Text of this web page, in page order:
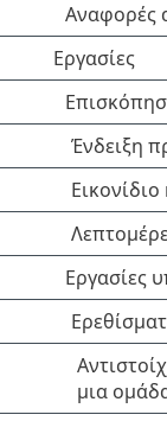
Αναφορές
Εργασίες
Ένδειξη
Εργασίες
μια